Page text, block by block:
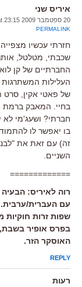
איריס שני
20 ספטמבר 2009 at 23:15
PERMALINK
חזרתי עכשיו
שכבתי, מטלטל,
החברתיים של קן
העלילות המשתרגות
של פאטי אקין, סרט
בחיי. המאבק ברמת
חברתי? ושעג'מי לא
בו יאפשר לו
זה) עם זאת את
השניים.
=============
רוה לאיריס:
עם העברית/ערבית.
שפות זרות
בפרס אופיר בשבת,
האוסקר הזר.
REPLY
רעות